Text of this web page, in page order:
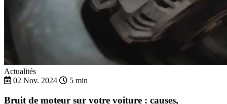
Actualités
02 Nov. 2024
5 min
Bruit de moteur sur votre voiture : causes,